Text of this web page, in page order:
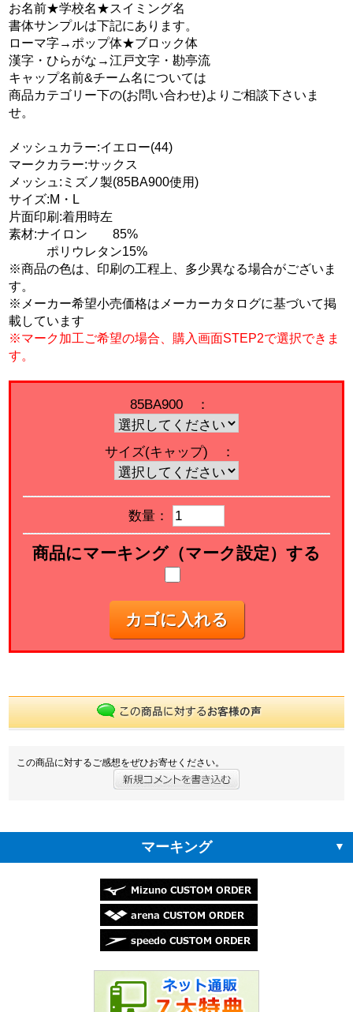
お名前★学校名★スイミング名
書体サンプルは下記にあります。
ローマ字→ポップ体★ブロック体
漢字・ひらがな→江戸文字・勘亭流
キャップ名前&チーム名については
商品カテゴリー下の(お問い合わせ)よりご相談下さいま
せ。
メッシュカラー:イエロー(44)
マークカラー:サックス
メッシュ:ミズノ製(85BA900使用)
サイズ:M・L
片面印刷:着用時左
素材:ナイロン 85%
ポリウレタン15%
※商品の色は、印刷の工程上、多少異なる場合がございま
す。
※メーカー希望小売価格はメーカーカタログに基づいて掲
載しています
※マーク加工ご希望の場合、購入画面STEP2で選択できま
す。
85BA900 ：
サイズ(キャップ) ：
数量：
商品にマーキング（マーク設定）する
カゴに入れる
この商品に対するご感想をぜひお寄せください。
マーキング